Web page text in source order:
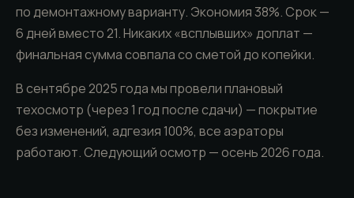
по демонтажному варианту. Экономия 38%. Срок —
6 дней вместо 21. Никаких «всплывших» доплат —
финальная сумма совпала со сметой до копейки.
В сентябре 2025 года мы провели плановый
техосмотр (через 1 год после сдачи) — покрытие
без изменений, адгезия 100%, все аэраторы
работают. Следующий осмотр — осень 2026 года.